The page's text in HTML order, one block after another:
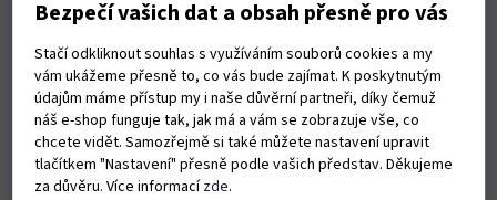
Bezpečí vašich dat a obsah přesně pro vás
Stačí odkliknout souhlas s využíváním souborů cookies a my
vám ukážeme přesně to, co vás bude zajímat. K poskytnutým
údajům máme přístup my i naše důvěrní partneři, díky čemuž
náš e-shop funguje tak, jak má a vám se zobrazuje vše, co
chcete vidět. Samozřejmě si také můžete nastavení upravit
tlačítkem "Nastavení" přesně podle vašich představ. Děkujeme
za důvěru. Více informacízde.
+ Vše naprosto v pohodě,perfektně zabaleno!!
Hodnocení obchodu je 5 z 5 hvězdiček.
19.6.2026
Rychlé dodání zboží